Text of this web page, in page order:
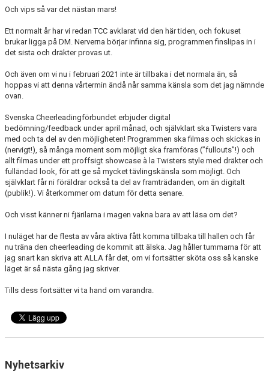
EXTRATRÄNING
KLÄDER & MERCH
TWIST CHEER COMP
Och vips så var det nästan mars!
Ett normalt år har vi redan TCC avklarat vid den här tiden, och fokuset
brukar ligga på DM. Nerverna börjar infinna sig, programmen finslipas in i
det sista och dräkter provas ut.
Och även om vi nu i februari 2021 inte är tillbaka i det normala än, så
hoppas vi att denna vårtermin ändå når samma känsla som det jag nämnde
ovan.
Svenska Cheerleadingförbundet erbjuder digital
bedömning/feedback under april månad, och självklart ska Twisters vara
med och ta del av den möjligheten! Programmen ska filmas och skickas in
(nervigt!), så många moment som möjligt ska framföras (”fullouts”!) och
allt filmas under ett proffsigt showcase à la Twisters style med dräkter och
fulländad look, för att ge så mycket tävlingskänsla som möjligt. Och
självklart får ni föräldrar också ta del av framträdanden, om än digitalt
(publik!). Vi återkommer om datum för detta senare.
Och visst känner ni fjärilarna i magen vakna bara av att läsa om det?
I nuläget har de flesta av våra aktiva fått komma tillbaka till hallen och får
nu träna den cheerleading de kommit att älska. Jag håller tummarna för att
jag snart kan skriva att ALLA får det, om vi fortsätter sköta oss så kanske
läget är så nästa gång jag skriver.
Tills dess fortsätter vi ta hand om varandra.
Nyhetsarkiv